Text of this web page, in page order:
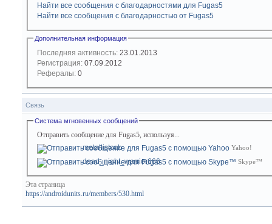
Найти все сообщения с благодарностями для Fugas5
Найти все сообщения с благодарностью от Fugas5
Дополнительная информация
Последняя активность: 23.01.2013
Регистрация: 07.09.2012
Рефералы: 0
Связь
Система мгновенных сообщений
Отправить сообщение для Fugas5, используя...
Yahoo!
metallistcob
Skype™
dead_night_warrior666
Эта страница
https://androidunits.ru/members/530.html